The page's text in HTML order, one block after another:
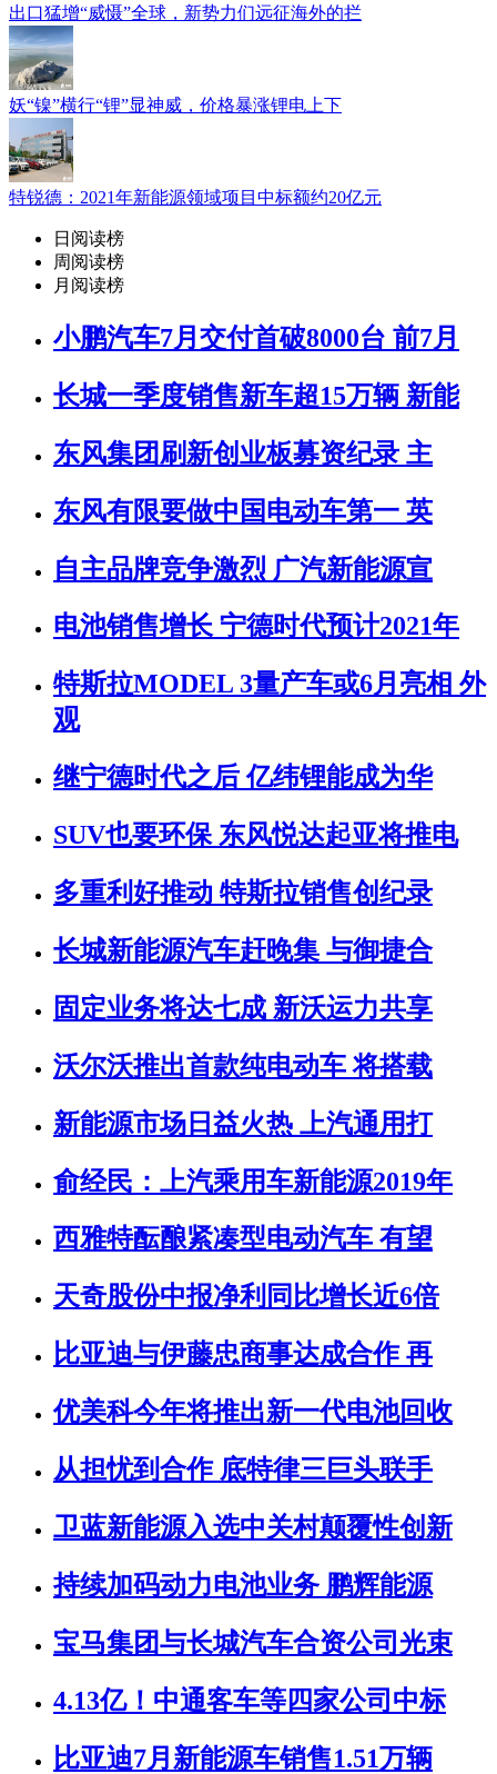
出口猛增“威慑”全球，新势力们远征海外的拦
妖“镍”横行“锂”显神威，价格暴涨锂电上下
特锐德：2021年新能源领域项目中标额约20亿元
日阅读榜
周阅读榜
月阅读榜
小鹏汽车7月交付首破8000台 前7月
长城一季度销售新车超15万辆 新能
东风集团刷新创业板募资纪录 主
东风有限要做中国电动车第一 英
自主品牌竞争激烈 广汽新能源宣
电池销售增长 宁德时代预计2021年
特斯拉MODEL 3量产车或6月亮相 外
观
继宁德时代之后 亿纬锂能成为华
SUV也要环保 东风悦达起亚将推电
多重利好推动 特斯拉销售创纪录
长城新能源汽车赶晚集 与御捷合
固定业务将达七成 新沃运力共享
沃尔沃推出首款纯电动车 将搭载
新能源市场日益火热 上汽通用打
俞经民：上汽乘用车新能源2019年
西雅特酝酿紧凑型电动汽车 有望
天奇股份中报净利同比增长近6倍
比亚迪与伊藤忠商事达成合作 再
优美科今年将推出新一代电池回收
从担忧到合作 底特律三巨头联手
卫蓝新能源入选中关村颠覆性创新
持续加码动力电池业务 鹏辉能源
宝马集团与长城汽车合资公司光束
4.13亿！中通客车等四家公司中标
比亚迪7月新能源车销售1.51万辆